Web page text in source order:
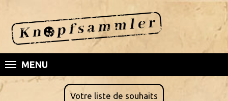
MENU
Votre liste de souhaits